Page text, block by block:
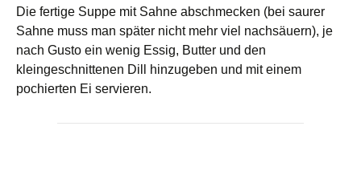
Die fertige Suppe mit Sahne abschmecken (bei saurer
Sahne muss man später nicht mehr viel nachsäuern), je
nach Gusto ein wenig Essig, Butter und den
kleingeschnittenen Dill hinzugeben und mit einem
pochierten Ei servieren.